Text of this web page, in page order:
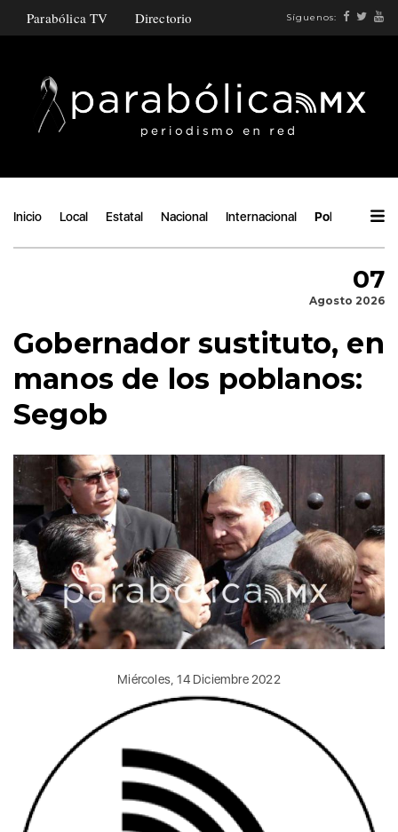
Parabólica TV Directorio Síguenos:
Inicio Local Estatal Nacional Internacional Política
07
Agosto 2026
Gobernador sustituto, en
manos de los poblanos:
Segob
Miércoles, 14 Diciembre 2022